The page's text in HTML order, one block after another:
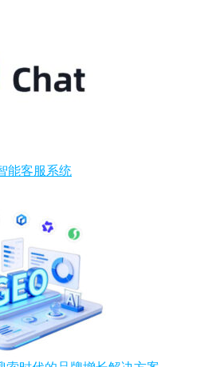
能客服系统